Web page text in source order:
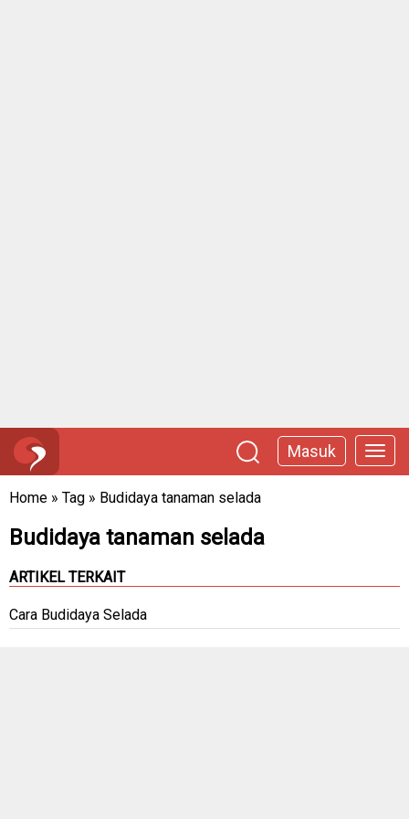
Masuk
Home » Tag » Budidaya tanaman selada
Budidaya tanaman selada
ARTIKEL TERKAIT
Cara Budidaya Selada